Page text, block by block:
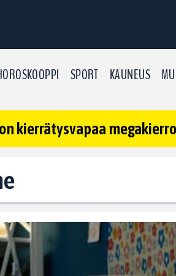
SPORT KAUNEUS
kierrätysvapaa